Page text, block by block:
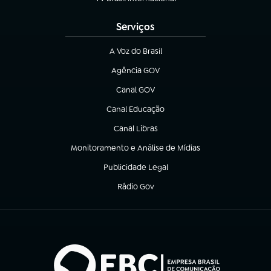
(abre em nova aba)
Serviços
A Voz do Brasil
(abre em nova aba)
Agência GOV
(abre em nova aba)
Canal GOV
(abre em nova aba)
Canal Educação
(abre em nova aba)
Canal Libras
(abre em nova aba)
Monitoramento e Análise de Mídias
(abre em nova aba)
Publicidade Legal
(abre em nova aba)
Rádio Gov
(abre em nova aba)